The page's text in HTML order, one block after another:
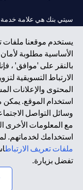
يستخدم موقعنا ملفات
الأساسية مطلوبة
بالنقر على 'موافق' ،
الارتباط التسويقية
المحتوى والإعلانات
استخدام الموقع.
وسائل التواصل
مع المعلومات الأخرى
استخدامك لخدماتهم.
ملفات تعريف الارتباط
تفضل بزيارة.
سيتي بنك إن. إيه.
الإمارات في دبي، و
فرع سيتي بنك إن إيه -
الإمارات العربية
سيتي بنك إن إيه الإمارات
الاستشارات المالية
حقوق الطبع والنشر محفوظة ©2026 سيتي